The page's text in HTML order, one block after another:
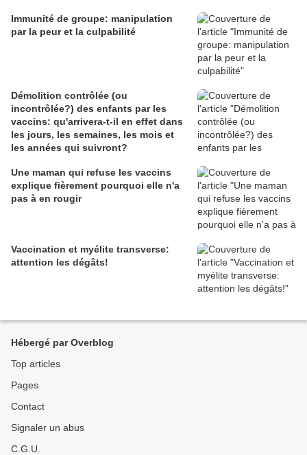
Immunité de groupe: manipulation
par la peur et la culpabilité
Démolition contrôlée (ou
incontrôlée?) des enfants par les
vaccins: qu'arrivera-t-il en effet dans
les jours, les semaines, les mois et
les années qui suivront?
Une maman qui refuse les vaccins
explique fièrement pourquoi elle n'a
pas à en rougir
Vaccination et myélite transverse:
attention les dégâts!
Hébergé par Overblog
Top articles
Pages
Contact
Signaler un abus
C.G.U.